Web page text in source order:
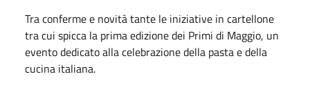
Tra conferme e novità tante le iniziative in cartellone
tra cui spicca la prima edizione dei Primi di Maggio, un
evento dedicato alla celebrazione della pasta e della
cucina italiana.